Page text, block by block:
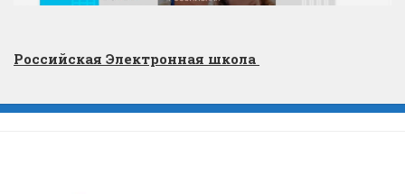
Российская Электронная школа